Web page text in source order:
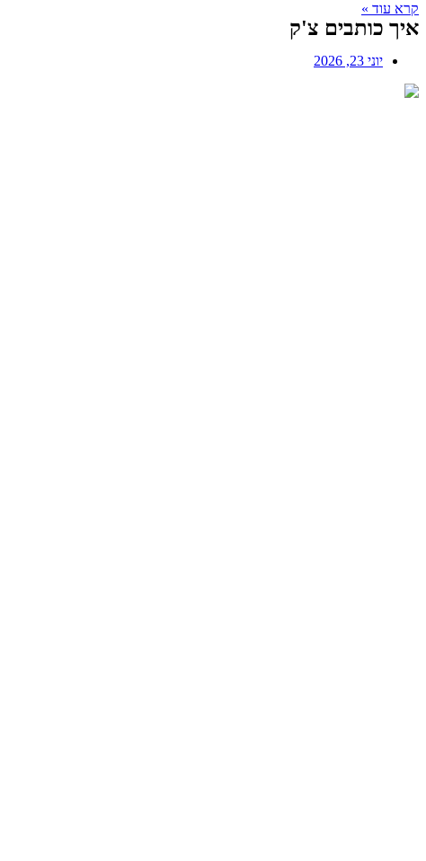
קרא עוד »
איך כותבים צ'ק
יוני 23, 2026